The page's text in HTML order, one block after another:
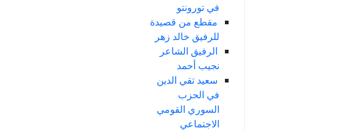
في تورونتو
مقطع من قصيدة
للرفيق خالد زهر
الرفيق الشاعر
نجيب أحمد
سعيد تقي الدين
في الحزب
السوري القومي
الاجتماعي